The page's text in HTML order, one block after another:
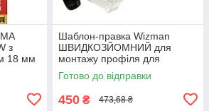
з
18 мм
Шаблон-правка Wizman
ШВИДКОЗЙОМНИЙ для
монтажу профіля для
гіпсокартона магнітний, з
зажимним фіксатором
Готово до відправки
450 ₴ 473,68 ₴